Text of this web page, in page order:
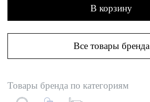
В корзину
Все товары бренда
Товары бренда по категориям